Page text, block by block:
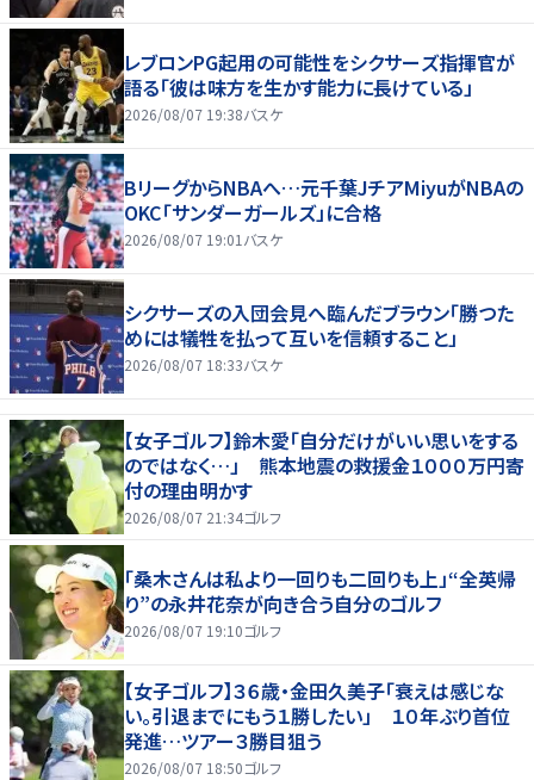
レブロンPG起用の可能性をシクサーズ指揮官が
語る「彼は味方を生かす能力に長けている」
2026/08/07 19:38バスケ
BリーグからNBAへ…元千葉JチアMiyuがNBAの
OKC「サンダーガールズ」に合格
2026/08/07 19:01 バスケ
シクサーズの入団会見へ臨んだブラウン「勝つた
めには犠牲を払って互いを信頼すること」
2026/08/07 18:33バスケ
【女子ゴルフ】鈴木愛「自分だけがいい思いをする
のではなく…」 熊本地震の救援金１０００万円寄
付の理由明かす
2026/08/07 21:34ゴルフ
「桑木さんは私より一回りも二回りも上」“全英帰
り”の永井花奈が向き合う自分のゴルフ
2026/08/07 19:10ゴルフ
【女子ゴルフ】３６歳・金田久美子「衰えは感じな
い。引退までにもう１勝したい」 １０年ぶり首位
発進…ツアー３勝目狙う
2026/08/07 18:50ゴルフ